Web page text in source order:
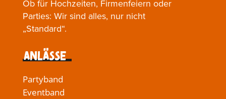
Ob für Hochzeiten, Firmenfeiern oder
Parties: Wir sind alles, nur nicht
„Standard“.
Anlässe
Partyband
Eventband